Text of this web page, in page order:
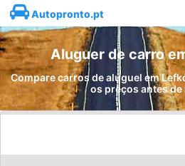
Autopronto.pt
Aluguer de carro
Compare carros de aluguel em
os preços antes